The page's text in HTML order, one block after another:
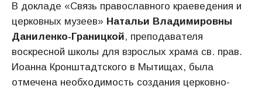
В докладе «Связь православного краеведения и
церковных музеев» Натальи Владимировны
Даниленко-Границкой, преподавателя
воскресной школы для взрослых храма св. прав.
Иоанна Кронштадтского в Мытищах, была
отмечена необходимость создания церковно-